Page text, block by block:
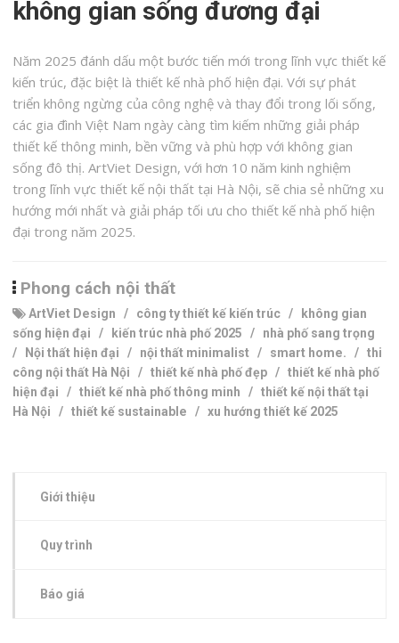
không gian sống đương đại
Năm 2025 đánh dấu một bước tiến mới trong lĩnh vực thiết kế
kiến trúc, đặc biệt là thiết kế nhà phố hiện đại. Với sự phát
triển không ngừng của công nghệ và thay đổi trong lối sống,
các gia đình Việt Nam ngày càng tìm kiếm những giải pháp
thiết kế thông minh, bền vững và phù hợp với không gian
sống đô thị. ArtViet Design, với hơn 10 năm kinh nghiệm
trong lĩnh vực thiết kế nội thất tại Hà Nội, sẽ chia sẻ những xu
hướng mới nhất và giải pháp tối ưu cho thiết kế nhà phố hiện
đại trong năm 2025.
Phong cách nội thất
ArtViet Design / công ty thiết kế kiến trúc /
không gian
sống hiện đại / kiến trúc nhà phố 2025 / nhà phố sang trọng
/
Nội thất hiện đại / nội thất minimalist / smart home. /thi
công nội thất Hà Nội /thiết kế nhà phố đẹp /thiết kế nhà phố
hiện đại /thiết kế nhà phố thông minh /thiết kế nội thất tại
Hà Nội /thiết kế sustainable /xu hướng thiết kế 2025
Giới thiệu
Quy trình
Báo giá